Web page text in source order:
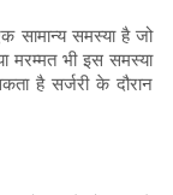
सामान्य समस्या है जो
मरम्मत भी इस समस्या
है सर्जरी के दौरान